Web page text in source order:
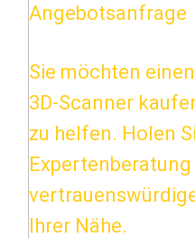
Angebotsanfrage
Sie möchten
3D-Scanner
zu helfen. Holen
Ihrer Nähe.